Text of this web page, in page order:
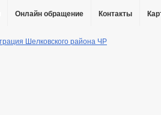
Онлайн обращение Контакты